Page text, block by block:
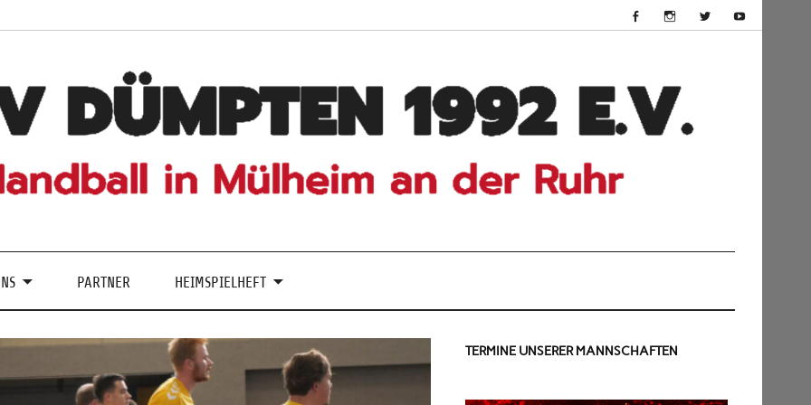
PARTNER HEIMSPIELHEFT
TERMINE UNSERER MANNSCHAFTEN